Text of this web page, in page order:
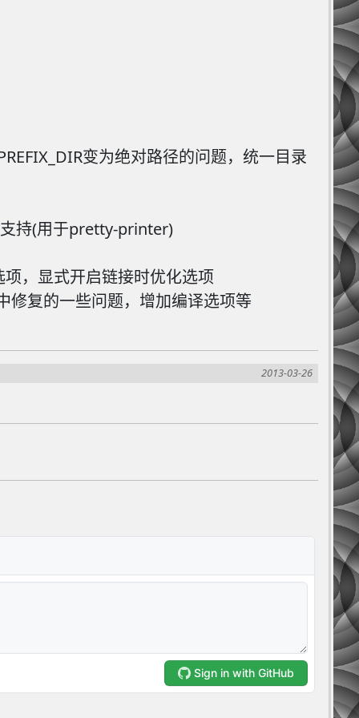
变为绝对路径的问题，统一目录
持(用于pretty-printer)
，显式开启链接时优化选项
修复的一些问题，增加编译选项等
2013-03-26